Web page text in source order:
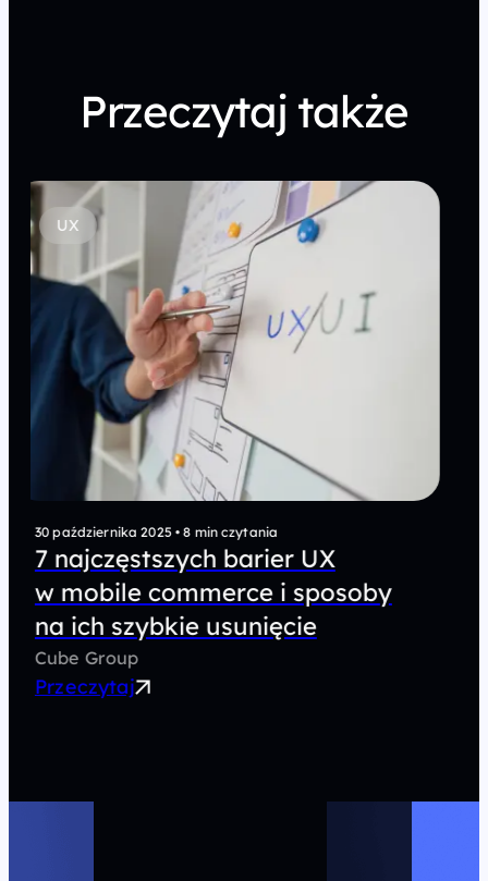
Przeczytaj także
CRO
20 października 2025 • 7 min czytania
5 najczęstszych błędów
w testach A/B, które
zmniejszają ich biznesową
wartość
Cube Group